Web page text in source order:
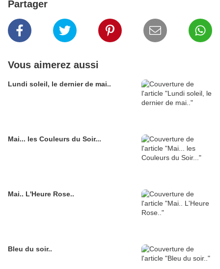
Partager
Vous aimerez aussi
Lundi soleil, le dernier de mai..
Mai... les Couleurs du Soir...
Mai.. L'Heure Rose..
Bleu du soir..